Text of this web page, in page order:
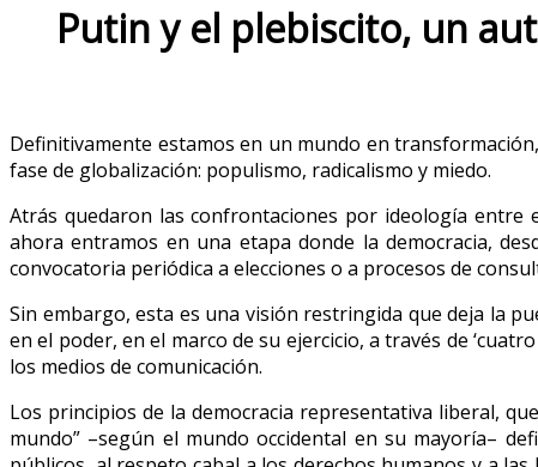
Putin y el plebiscito, un
Definitivamente estamos en un mundo en
fase de globalización: populismo, radicalismo y miedo.
Atrás quedaron las confrontaciones por ideología entre
ahora entramos en una etapa donde la democracia,
convocatoria periódica a elecciones o a procesos de
Sin embargo, esta es una visión restringida que deja la
en el poder, en el marco de su ejercicio, a través de
los medios de comunicación.
Los principios de la democracia representativa liberal,
mundo” –según el mundo occidental en su mayoría–